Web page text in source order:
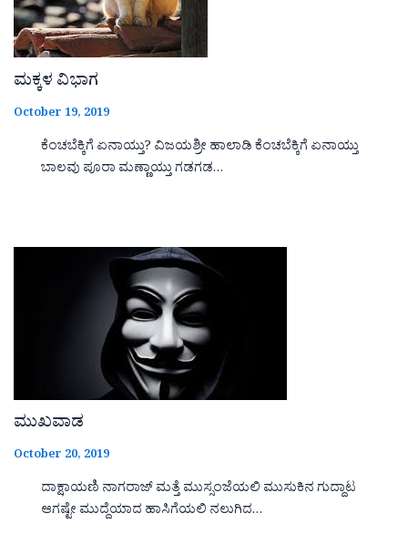
ಮಕ್ಕಳ ವಿಭಾಗ
October 19, 2019
ಕೆಂಚಬೆಕ್ಕಿಗೆ ಏನಾಯ್ತು? ವಿಜಯಶ್ರೀ ಹಾಲಾಡಿ ಕೆಂಚಬೆಕ್ಕಿಗೆ ಏನಾಯ್ತು
ಬಾಲವು ಪೂರಾ ಮಣ್ಣಾಯ್ತು ಗಡಗಡ…
ಮುಖವಾಡ
October 20, 2019
ದಾಕ್ಷಾಯಣಿ ನಾಗರಾಜ್ ಮತ್ತೆ ಮುಸ್ಸಂಜೆಯಲಿ ಮುಸುಕಿನ ಗುದ್ದಾಟ
ಆಗಷ್ಟೇ ಮುದ್ದೆಯಾದ ಹಾಸಿಗೆಯಲಿ ನಲುಗಿದ…